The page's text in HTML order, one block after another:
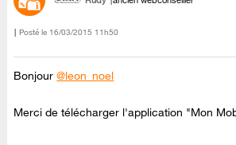
Posté le ‎16/03/2015 11h50
Bonjour@leon_noel
Merci de télécharger l'application "Mon